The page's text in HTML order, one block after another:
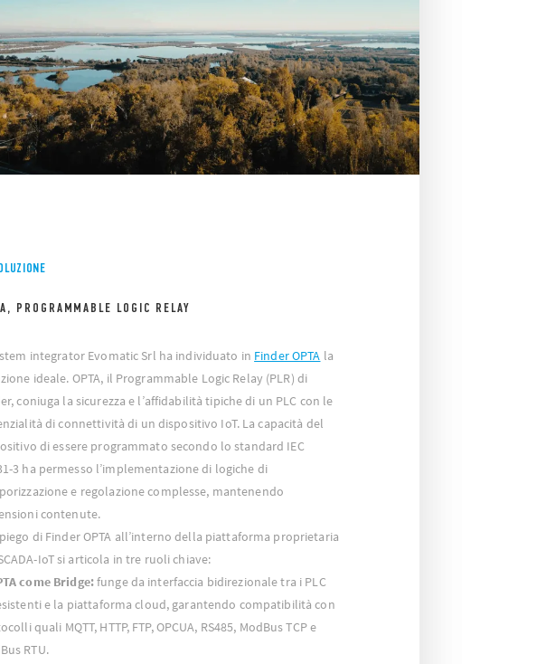
PROGRAMMABLE LOGIC RELAY
integrator Evomatic Srl ha individuato in Finder OPTA la
ideale. OPTA, il Programmable Logic Relay (PLR) di
coniuga la sicurezza e l’affidabilità tipiche di un PLC con le
di connettività di un dispositivo IoT. La capacità del
di essere programmato secondo lo standard IEC
3 ha permesso l’implementazione di logiche di
e regolazione complesse, mantenendo
contenute.
di Finder OPTA all’interno della piattaforma proprietaria
IoT si articola in tre ruoli chiave:
come Bridge:funge da interfaccia bidirezionale tra i PLC
e la piattaforma cloud, garantendo compatibilità con
quali MQTT, HTTP, FTP, OPCUA, RS485, ModBus TCP e
RTU.